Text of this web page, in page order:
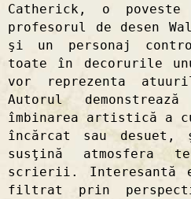
Catherick, o
profesorul de desen
şi un personaj
toate în decorurile
vor reprezenta
Autorul
îmbinarea artistică a
încărcat sau
susţină atmosfera
scrierii. Interesantă
filtrat prin